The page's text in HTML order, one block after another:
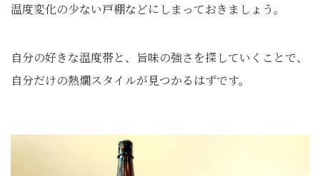
温度変化の少ない戸棚などにしまっておきましょう。
自分の好きな温度帯と、旨味の強さを探していくことで、
自分だけの熱燗スタイルが見つかるはずです。